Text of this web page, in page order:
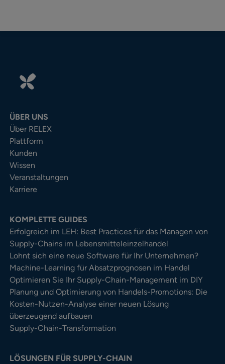
ÜBER UNS
Über RELEX
Plattform
Kunden
Wissen
Veranstaltungen
Karriere
KOMPLETTE GUIDES
Erfolgreich im LEH: Best Practices für das Managen von
Supply-Chains im Lebensmitteleinzelhandel
Lohnt sich eine neue Software für Ihr Unternehmen?
Machine-Learning für Absatzprognosen im Handel
Optimieren Sie Ihr Supply-Chain-Management im DIY
Planung und Optimierung von Handels-Promotions: Die
Kosten-Nutzen-Analyse einer neuen Lösung
überzeugend aufbauen
Supply-Chain-Transformation
LÖSUNGEN FÜR SUPPLY-CHAIN